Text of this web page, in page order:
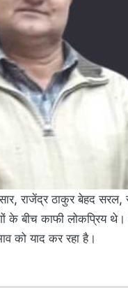
राजेंद्र ठाकुर बेहद
के बीच काफी
को याद कर रहा है।